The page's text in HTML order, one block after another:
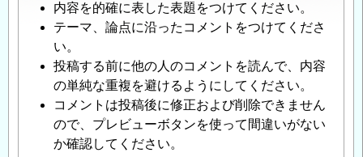
内容を的確に表した表題をつけてください。
テーマ、論点に沿ったコメントをつけてくださ
い。
投稿する前に他の人のコメントを読んで、内容
の単純な重複を避けるようにしてください。
コメントは投稿後に修正および削除できません
ので、プレビューボタンを使って間違いがない
か確認してください。